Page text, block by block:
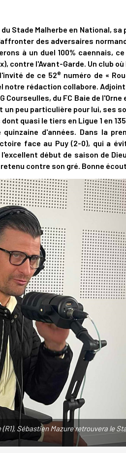
Stade Malherbe en National, sa
des adversaires
à un duel 100% caennais, ce
contre l'Avant-Garde. Un club
de ce 52e numéro de «
notre rédaction collabore. Adjoint
du FC Baie de l'Orne
peu particulière pour lui, ses
quasi le tiers en Ligue 1 en
d'années. Dans la
face au Puy (2-0), qui a
début de saison de
contre son gré. Bonne
Sébastien Mazure retrouvera le